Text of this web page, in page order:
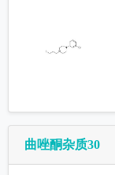
曲唑酮杂质30